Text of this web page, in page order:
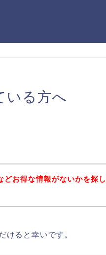
いる方へ
どお得な情報がないかを探し
けると幸いです。